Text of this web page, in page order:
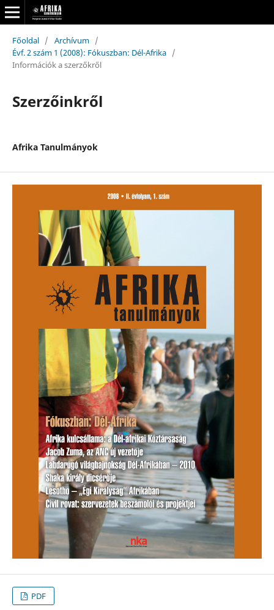
Főoldal / Archívum /
Évf. 2 szám 1 (2008): Fókuszban: Dél-Afrika /
Információk a szerzőkről
Szerzőinkről
Afrika Tanulmányok
PDF